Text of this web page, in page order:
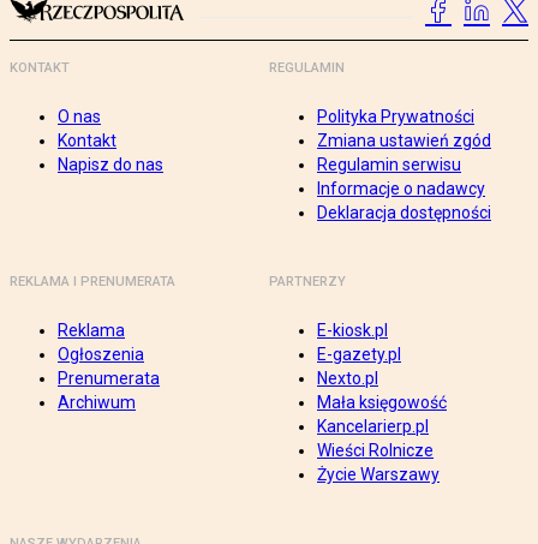
KONTAKT
O nas
Kontakt
Napisz do nas
REGULAMIN
Polityka Prywatności
Zmiana ustawień zgód
Regulamin serwisu
Informacje o nadawcy
Deklaracja dostępności
REKLAMA I PRENUMERATA
Reklama
Ogłoszenia
Prenumerata
Archiwum
PARTNERZY
E-kiosk.pl
E-gazety.pl
Nexto.pl
Mała księgowość
Kancelarierp.pl
Wieści Rolnicze
Życie Warszawy